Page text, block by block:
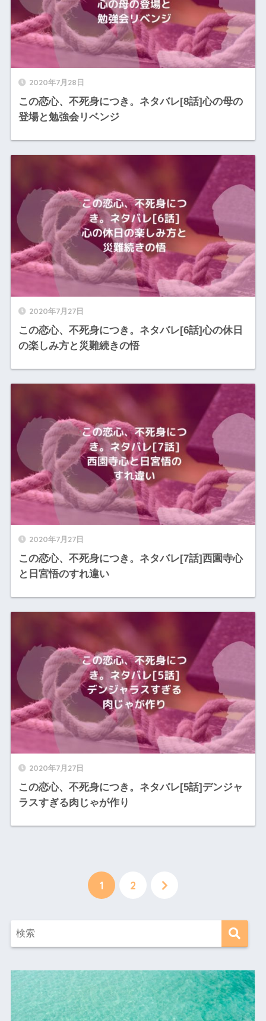
2020年7月28日
この恋心、不死身につき。ネタバレ[8話]心の母の
登場と勉強会リベンジ
2020年7月27日
この恋心、不死身につき。ネタバレ[6話]心の休日
の楽しみ方と災難続きの悟
2020年7月27日
この恋心、不死身につき。ネタバレ[7話]西園寺心
と日宮悟のすれ違い
2020年7月27日
この恋心、不死身につき。ネタバレ[5話]デンジャ
ラスすぎる肉じゃが作り
1 2